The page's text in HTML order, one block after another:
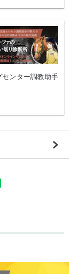
ンター調教助手